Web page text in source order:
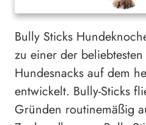
Bully Sticks
zu einer der
Hundesnacks auf dem
entwickelt. Bully-Sticks
Gründen routinemäßig